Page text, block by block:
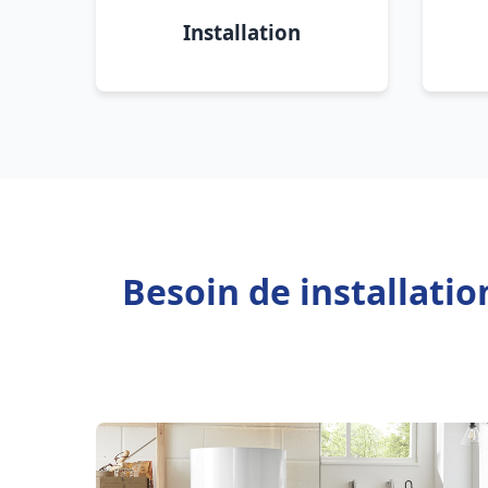
Installation
Besoin de